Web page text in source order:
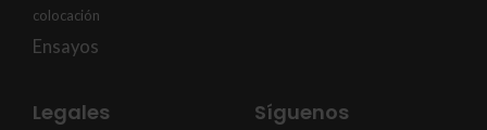
colocación
Ensayos
Legales Síguenos